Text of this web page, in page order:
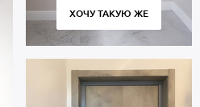
ХОЧУ ТАКУЮ ЖЕ